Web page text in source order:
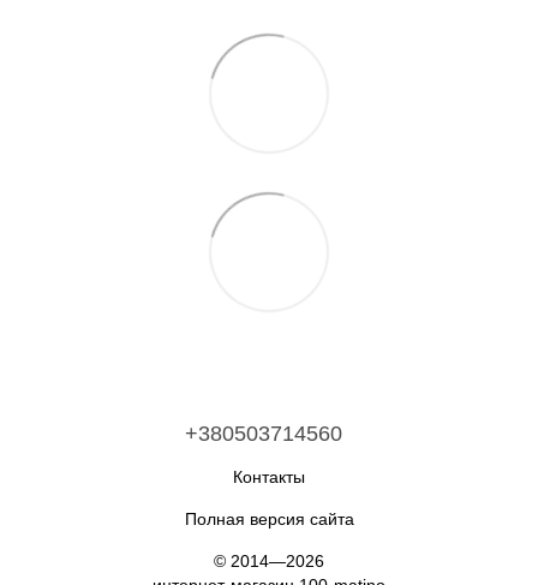
+380503714560
Контакты
Полная версия сайта
© 2014—2026